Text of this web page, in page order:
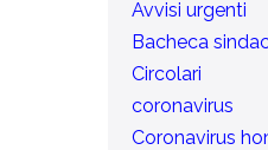
Avvisi urgenti
Bacheca
Circolari
coronavirus
Coronavirus